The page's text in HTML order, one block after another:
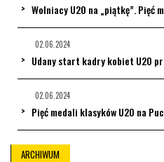
Wolniacy U20 na „piątkę”. Pięć
02.06.2024
Udany start kadry kobiet U20
02.06.2024
Pięć medali klasyków U20 na
ARCHIWUM